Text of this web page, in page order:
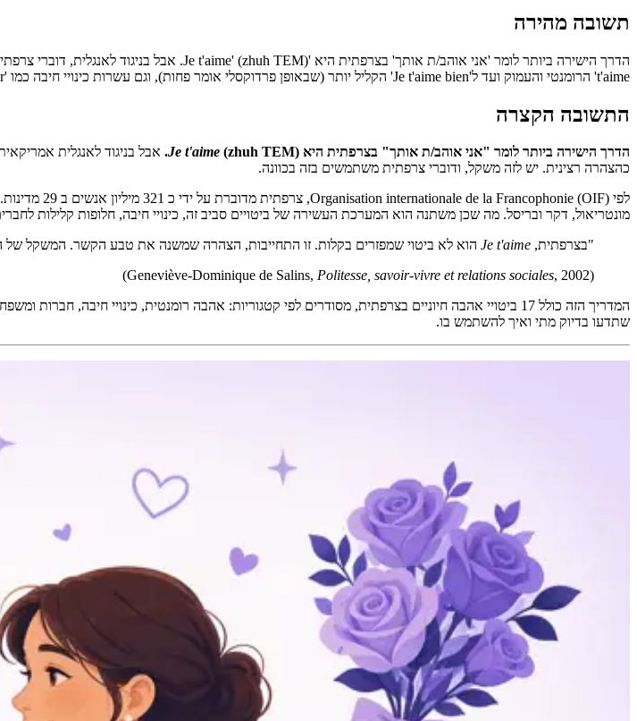
תשובה מהירה
t'aime' הרומנטי והעמוק ועד ל'Je t'aime bien' הקליל יותר (שבאופן פרדוקסלי אומר פחות), וגם עשרות כינויי חיבה כמו 'Mon amour', 'Mon cœur' ו'Ma moitié'.
התשובה הקצרה
הדרך הישירה ביותר לומר "אני אוהב/ת אותך" בצרפתית היא Je t'aime (zhuh TEM). אבל בניגוד לאנגלית
כהצהרה רצינית. יש לזה משקל, ודוברי צרפתית משתמשים בזה בכוונה.
לפי Organisation internationale de la Francophonie (OIF), צרפתית מדוברת על ידי כ 321 מיליון אנשים ב 29 מדינות. לאורך הטווח העצום הזה, שפת האהבה נשארת עקבית באופן מפתיע,
מונטריאול, דקר ובריסל. מה שכן משתנה הוא המערכת העשירה של ביטויים סביב זה, כינויי חיבה, חלופות קלילות
"בצרפתית, Je t'aime הוא לא ביטוי שמפזרים בקלות. זו התחייבות, הצהרה שמשנה את טבע הקשר. המשקל של
(Geneviève-Dominique de Salins,
Politesse, savoir-vivre et relations sociales, 2002)
המדריך הזה כולל 17 ביטויי אהבה חיוניים בצרפתית, מסודרים לפי קטגוריות: אהבה רומנטית, כינויי חיבה,
שתדעו בדיוק מתי ואיך להשתמש בו.